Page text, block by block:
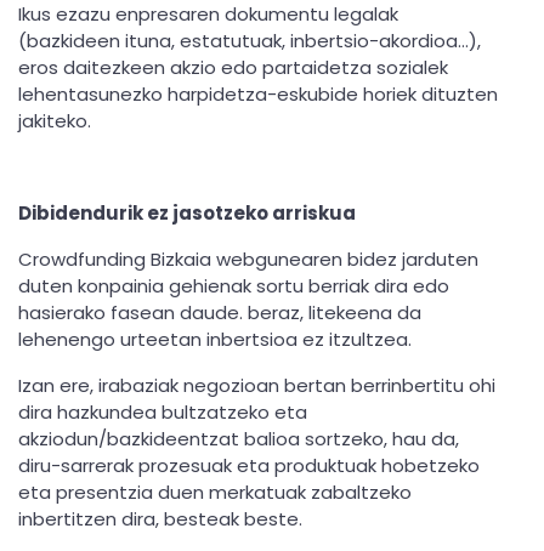
Ikus ezazu enpresaren dokumentu legalak
(bazkideen ituna, estatutuak, inbertsio-akordioa…),
eros daitezkeen akzio edo partaidetza sozialek
lehentasunezko harpidetza-eskubide horiek dituzten
jakiteko.
Dibidendurik ez jasotzeko arriskua
Crowdfunding Bizkaia webgunearen bidez jarduten
duten konpainia gehienak sortu berriak dira edo
hasierako fasean daude. beraz, litekeena da
lehenengo urteetan inbertsioa ez itzultzea.
Izan ere, irabaziak negozioan bertan berrinbertitu ohi
dira hazkundea bultzatzeko eta
akziodun/bazkideentzat balioa sortzeko, hau da,
diru-sarrerak prozesuak eta produktuak hobetzeko
eta presentzia duen merkatuak zabaltzeko
inbertitzen dira, besteak beste.